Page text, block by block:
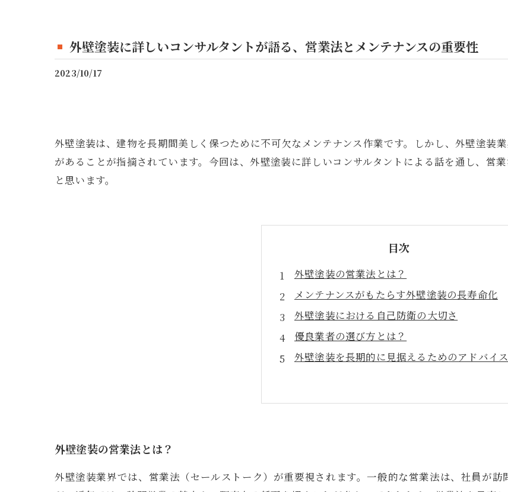
外壁塗装に詳しいコンサルタントが語る、営業法とメンテナンスの重要性
2023/10/17
外壁塗装は、建物を長期間美しく保つために不可欠なメンテナンス作業です。しかし、外壁塗装
があることが指摘されています。今回は、外壁塗装に詳しいコンサルタントによる話を通し、営
と思います。
目次
外壁塗装の営業法とは？
メンテナンスがもたらす外壁塗装の長寿命化
外壁塗装における自己防衛の大切さ
優良業者の選び方とは？
外壁塗装を長期的に見据えるためのアドバイス
外壁塗装の営業法とは？
外壁塗装業界では、営業法（セールストーク）が重要視されます。一般的な営業法は、社員が